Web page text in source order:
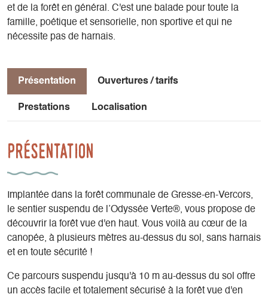
et de la forêt en général. C'est une balade pour toute la
famille, poétique et sensorielle, non sportive et qui ne
nécessite pas de harnais.
Présentation Ouvertures / tarifs
Prestations Localisation
Présentation
Implantée dans la forêt communale de Gresse-en-Vercors,
le sentier suspendu de l’Odyssée Verte®, vous propose de
découvrir la forêt vue d'en haut. Vous voilà au cœur de la
canopée, à plusieurs mètres au-dessus du sol, sans harnais
et en toute sécurité !
Ce parcours suspendu jusqu'à 10 m au-dessus du sol offre
un accès facile et totalement sécurisé à la forêt vue d'en